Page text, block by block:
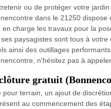
ou de protéger votre
dans le 21250
charge les travaux pour la
paysagistes sont tous à
ainsi des outillages
n'hésitez pas à
gratuit
terrain, un ajout de
au commencement des